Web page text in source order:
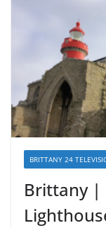
BRITTANY 24
Brittany |